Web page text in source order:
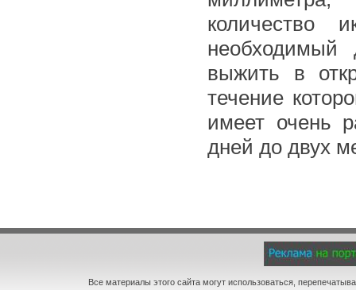
количество
необходимый
выжить в
течение
имеет очень
дней до двух
Все материалы этого сайта могут использоваться,